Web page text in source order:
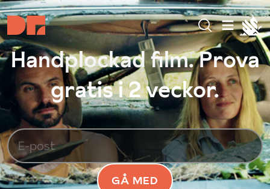
Handplockad film. Prova
gratis i 2 veckor.
GÅ MED